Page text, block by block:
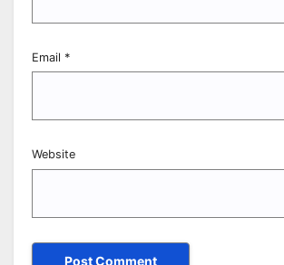
Email *
Website